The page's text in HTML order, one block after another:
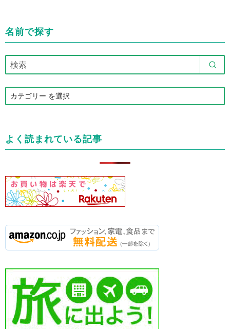
名前で探す
テ
ー
よく読まれている記事